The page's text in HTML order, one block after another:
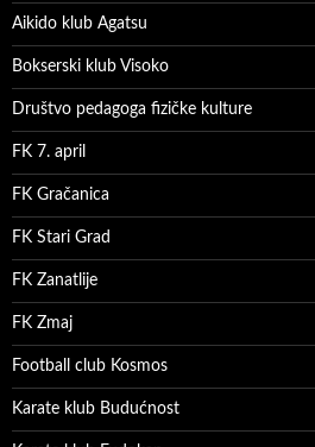
Aikido klub Agatsu
Bokserski klub Visoko
Društvo pedagoga fizičke kulture
FK 7. april
FK Gračanica
FK Stari Grad
FK Zanatlije
FK Zmaj
Football club Kosmos
Karate klub Budućnost